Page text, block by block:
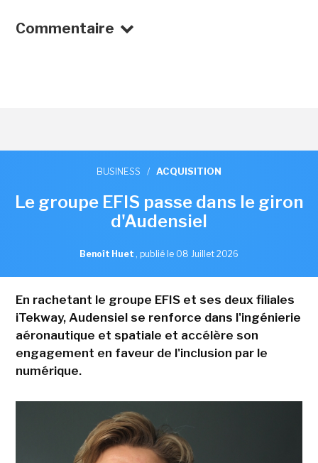
Commentaire
BUSINESS / ACQUISITION
Le groupe EFIS passe dans le giron
d'Audensiel
Benoît Huet , publié le 08 Juillet 2026
En rachetant le groupe EFIS et ses deux filiales
iTekway, Audensiel se renforce dans l'ingénierie
aéronautique et spatiale et accélère son
engagement en faveur de l'inclusion par le
numérique.